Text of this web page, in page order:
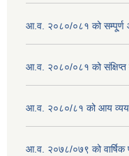
आ.व. २०८०/०८१ को सम्पू्र्ण
आ.व. २०८०/०८१ को संक्षिप्त
आ.व. २०८०/८१ को आय व्यय
आ.व. २०७८/०७९ को वार्षिक